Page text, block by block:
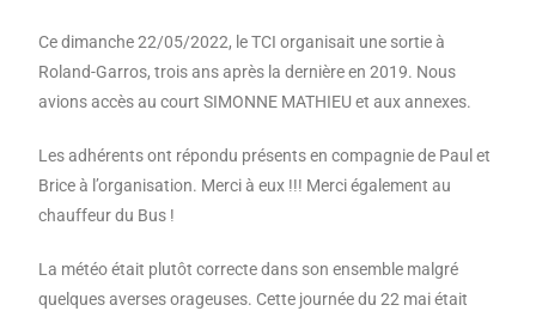
Ce dimanche 22/05/2022, le TCI organisait une sortie à
Roland-Garros, trois ans après la dernière en 2019. Nous
avions accès au court SIMONNE MATHIEU et aux annexes.
Les adhérents ont répondu présents en compagnie de Paul et
Brice à l’organisation. Merci à eux !!! Merci également au
chauffeur du Bus !
La météo était plutôt correcte dans son ensemble malgré
quelques averses orageuses. Cette journée du 22 mai était